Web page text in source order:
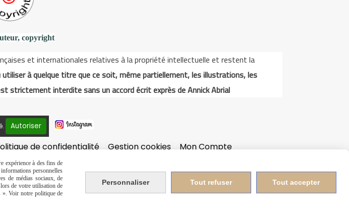
copyright
et internationales relatives à la propriété intellectuelle et restent la
à quelque titre que ce soit, même partiellement, les illustrations, les
strictement interdite sans un accord écrit exprès de Annick Abrial
Autoriser
de confidentialité Gestion cookies Mon Compte
expérience à des fins de
personnelles
de médias sociaux, de
de votre utilisation de
». Voir notre politique de
Personnaliser Tout refuser Tout accepter